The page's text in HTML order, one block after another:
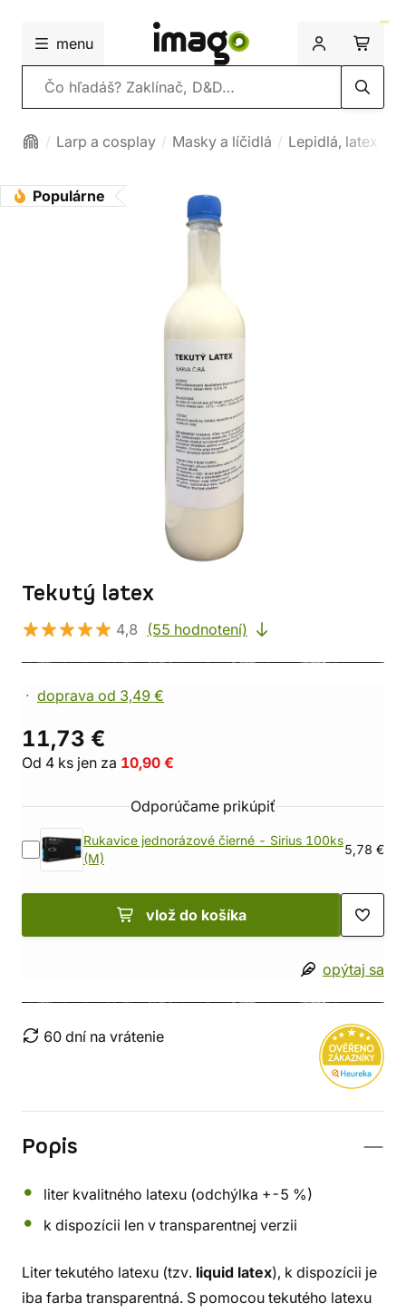
menu
Vyhľadávanie
Larp a cosplay Masky a líčidlá Lepidlá, latex
Populárne
Tekutý latex
4,8 (55 hodnotení)
doprava od 3,49 €
11,73 €
Od 4 ks jen za 10,90 €
Odporúčame prikúpiť
Rukavice jednorázové čierné - Sirius 100ks
(M)
5,78 €
vlož do košíka
opýtaj sa
60 dní na vrátenie
Popis
liter kvalitného latexu (odchýlka +-5 %)
k dispozícii len v transparentnej verzii
Liter tekutého latexu (tzv. liquid latex), k dispozícii je
iba farba transparentná. S pomocou tekutého latexu